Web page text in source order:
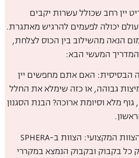
יין רחב שכולל עשרות יקבים
יכולה לפעמים להרגיש מאתגרת.
הנאה מהשילוב בין הכוס לצלחת,
המעשי הבא:
הבסיסית: האם אתם מחפשים יין
גבוהה, או כזה שימלא את החלל
גוף מלא וסיומת ארוכה? הבנת הסגנון
התייעצו עם הצוות המקצועי: הצוות ב-SPHERA
כל בקבוק ובקבוק הנמצא במקררי